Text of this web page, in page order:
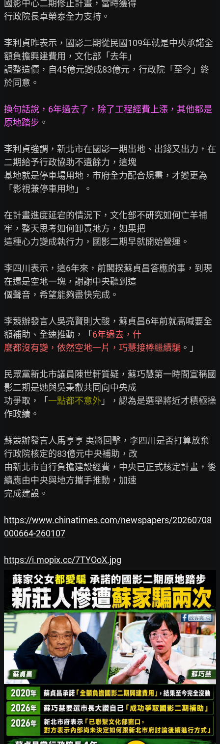
國影中心二期修正計畫，當時獲得
行政院長卓榮泰全力支持。
李利貞昨表示，國影二期從民國109年就是中央承諾全
額負擔興建費用，文化部「去年」
調整造價，自45億元變成83億元，行政院「至今」終
於同意。
換句話說，6年過去了，除了工程經費上漲，其他都是
原地踏步 。
李利貞強調，新北市在國影一期出地、出錢又出力，在
二期給予行政協助不遺餘力，這塊
基地就是停車場用地，市府全力配合規畫，才變更為
「影視兼停車用地」。
在計畫進度延宕的情況下，文化部不研究如何亡羊補
牢，整天思考如何卸責地方，如果把
這種心力變成執行力，國影二期早就開始營運。
李四川表示，這6年來，前閣揆蘇貞昌答應的事，到現
在還是空地一塊，謝謝中央聽到這
個聲音，希望能夠盡快完成。
李競辦發言人吳亮賢則大酸，蘇貞昌6年前就高喊要全
額補助、全速推動，「 6年過去，什
麼都沒有變，依然空地一片，巧慧接棒繼續騙 。」
民眾黨新北市議員陳世軒質疑，蘇巧慧第一時間宣稱國
影二期是她與吳秉叡共同向中央成
功爭取，「 一點都不意外 」，認為是選舉將近才積極操
作政績。
蘇競辦發言人馬亨亨 夷將回擊，李四川是否打算放棄
行政院核定的83億元中央補助，改
由新北市自行負擔建設經費，中央已正式核定計畫，後
續應由中央與地方攜手推動，加速
完成建設。
https://www.chinatimes.com/newspapers/20260708
000664-260107
https://i.mopix.cc/7TYOoX.jpg